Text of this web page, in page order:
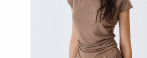
ДОБАВИТЬ В КОРЗИНУ
37 38 39